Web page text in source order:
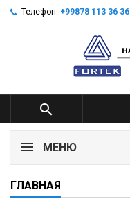
Телефон: +99878 113 36 36

МЕНЮ
ГЛАВНАЯ